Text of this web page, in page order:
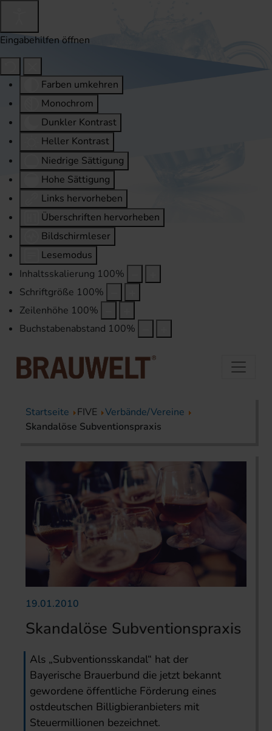
Eingabehilfen öffnen
Farben umkehren
Monochrom
Dunkler Kontrast
Heller Kontrast
Niedrige Sättigung
Hohe Sättigung
Links hervorheben
Überschriften hervorheben
Bildschirmleser
Lesemodus
Inhaltsskalierung 100%
Schriftgröße 100%
Zeilenhöhe 100%
Buchstabenabstand 100%
Startseite FIVE Verbände/Vereine
Skandalöse Subventionspraxis
19.01.2010
Skandalöse Subventionspraxis
Als „Subventionsskandal“ hat der
Bayerische Brauerbund die jetzt bekannt
gewordene öffentliche Förderung eines
ostdeutschen Billigbieranbieters mit
Steuermillionen bezeichnet.